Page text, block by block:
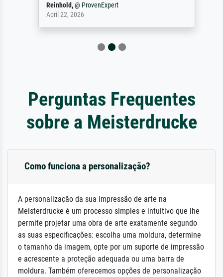
Reinhold, @ProvenExpert
April 22, 2026
Perguntas Frequentes
sobre a Meisterdrucke
Como funciona a personalização?
A personalização da sua impressão de arte na
Meisterdrucke é um processo simples e intuitivo que lhe
permite projetar uma obra de arte exatamente segundo
as suas especificações: escolha uma moldura, determine
o tamanho da imagem, opte por um suporte de impressão
e acrescente a proteção adequada ou uma barra de
moldura. Também oferecemos opções de personalização